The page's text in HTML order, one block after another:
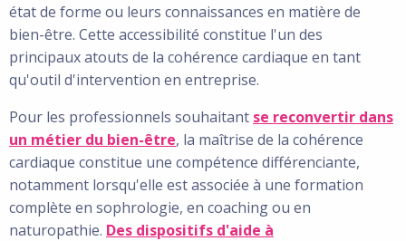
état de forme ou leurs connaissances en matière de
bien-être. Cette accessibilité constitue l'un des
principaux atouts de la cohérence cardiaque en tant
qu'outil d'intervention en entreprise.
Pour les professionnels souhaitant se reconvertir dans
un métier du bien-être, la maîtrise de la cohérence
cardiaque constitue une compétence différenciante,
notamment lorsqu'elle est associée à une formation
complète en sophrologie, en coaching ou en
naturopathie. Des dispositifs d'aide à